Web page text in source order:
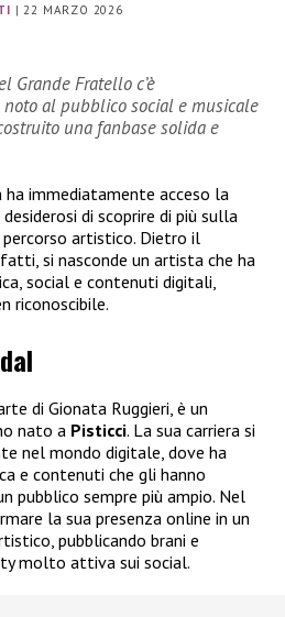
| 22 MARZO 2026
Grande Fratello c’è
noto al pubblico social e musicale
una fanbase solida e
ha immediatamente acceso la
di scoprire di più sulla
artistico. Dietro il
si nasconde un artista che ha
social e contenuti digitali,
riconoscibile.
di Gionata Ruggieri, è un
nato a Pisticci. La sua carriera si
nel mondo digitale, dove ha
e contenuti che gli hanno
pubblico sempre più ampio. Nel
la sua presenza online in un
pubblicando brani e
molto attiva sui social.